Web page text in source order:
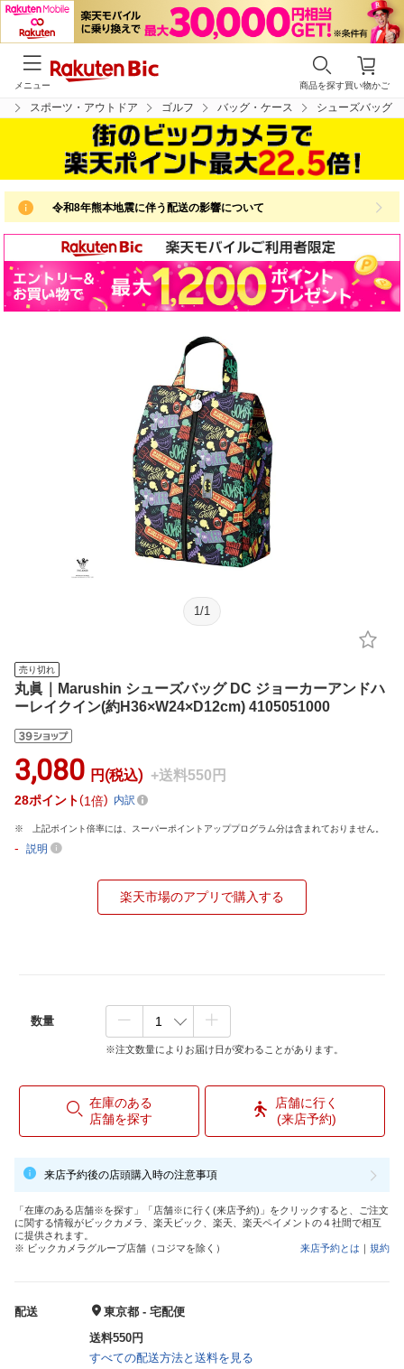
買い物かご
商品を探す
メニュー
スポーツ・アウトドア ゴルフ バッグ・ケース シューズバッグ
令和8年熊本地震に伴う配送の影響について
1 /1
売り切れ
丸眞｜Marushin シューズバッグ DC ジョーカーアンドハ
ーレイクイン(約H36×W24×D12cm) 4105051000
3,080 円(税込) +送料550円
28ポイント 1倍 内訳
上記ポイント倍率には、スーパーポイントアッププログラム分は含まれておりません。
- 説明
楽天市場のアプリで購入する
数量
※注文数量によりお届け日が変わることがあります。
在庫のある
店舗を探す
店舗に行く
(来店予約)
来店予約後の店頭購入時の注意事項
「在庫のある店舗※を探す」「店舗※に行く(来店予約)」をクリックすると、ご注文
に関する情報がビックカメラ、楽天ビック、楽天、楽天ペイメントの４社間で相互
に提供されます。
※ ビックカメラグループ店舗（コジマを除く）
来店予約とは ｜ 規約
配送
東京都 - 宅配便
送料550円
すべての配送方法と送料を見る